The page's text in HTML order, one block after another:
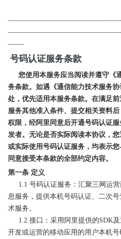
--------
号码认证服务条款
您使用本服务应当阅读并遵守《
务条款。如遇《通信能力技术服务
处，优先适用本服务条款。在满足
服务其他准入条件、提交相关资料
权限，经阿里同意后开通号码认证
发者。无论是否实际阅读本协议，
或实际使用号码认证服务，均表示
同意接受本条款的全部约定内容。
第一条 定义
1.1 号码认证服务：汇聚三网运营
息服务，提供本机号码认证、二次
术服务。
1.2 接口：采用阿里提供的SDK及
开发或运营的移动应用的用户本机号